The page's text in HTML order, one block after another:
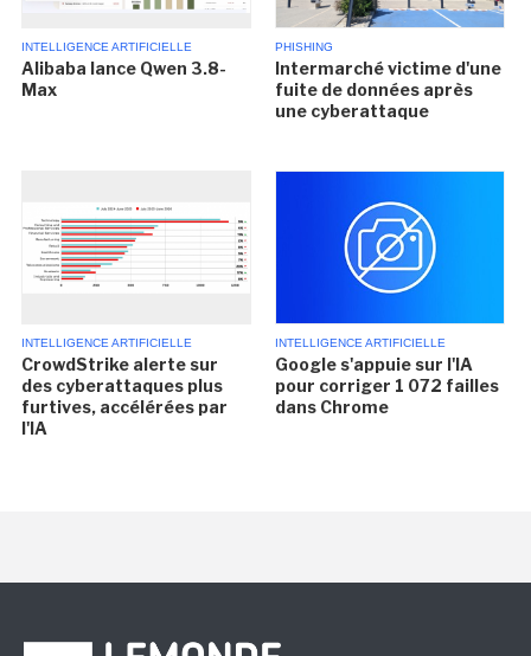
INTELLIGENCE ARTIFICIELLE
Alibaba lance Qwen 3.8-
Max
PHISHING
Intermarché victime d'une
fuite de données après
une cyberattaque
INTELLIGENCE ARTIFICIELLE
CrowdStrike alerte sur
des cyberattaques plus
furtives, accélérées par
l'IA
INTELLIGENCE ARTIFICIELLE
Google s'appuie sur l'IA
pour corriger 1 072 failles
dans Chrome